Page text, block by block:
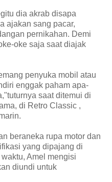
dia akrab disapa
ajakan sang pacar,
pernikahan. Demi
oke saja saat diajak
penyuka mobil atau
enggak paham apa-
saat ditemui di
di Retro Classic ,
beraneka rupa motor dan
yang dipajang di
Amel mengisi
diundi untuk